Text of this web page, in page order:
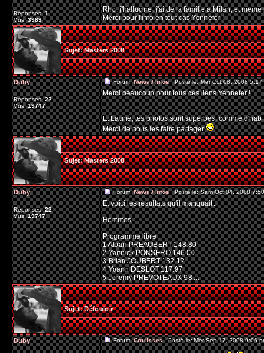
Réponses:1
Vus:3983
Rho, j'hallucine, j'ai de la famille à Milan, et
Merci pour l'info en tout cas Yennefer !
Sujet:Masters 2008
Duby
Réponses:22
Vus:19747
Forum:News / InfosPosté le: Mer Oct 08, 2008
Merci beaucoup pour tous ces liens Yennefer !
Et Laurie, tes photos sont superbes, comme
Merci de nous les faire partager
Sujet:Masters 2008
Duby
Réponses:22
Vus:19747
Forum:News / InfosPosté le: Sam Oct 04, 2008
Et voici les résultats qu'il manquait :
Hommes
Programme libre :
1 Alban PREAUBERT 148.80
2 Yannick PONSERO 146.00
3 Brian JOUBERT 132.12
4 Yoann DESLOT 117.97
5 Jeremy PREVOTEAUX 98 ...
Sujet:Défouloir
Duby Forum:CoulissesPosté le: Mer Sep 17, 2008 9:06